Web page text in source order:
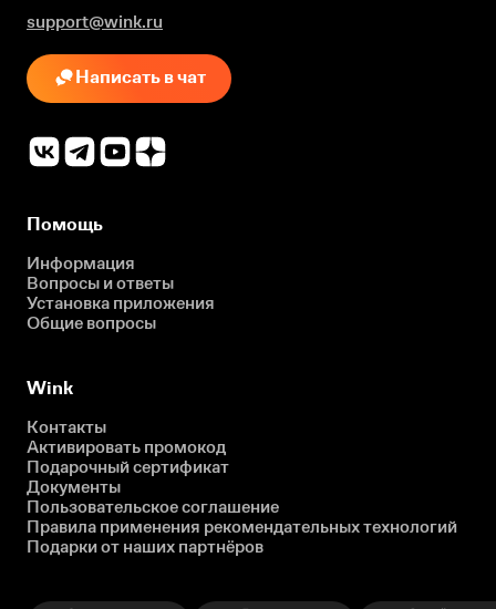
support@wink.ru
Написать в чат
Помощь
Информация
Вопросы и ответы
Установка приложения
Общие вопросы
Wink
Контакты
Активировать промокод
Подарочный сертификат
Документы
Пользовательское соглашение
Правила применения рекомендательных технологий
Подарки от наших партнёров